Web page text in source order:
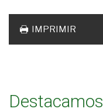
IMPRIMIR
Destacamos